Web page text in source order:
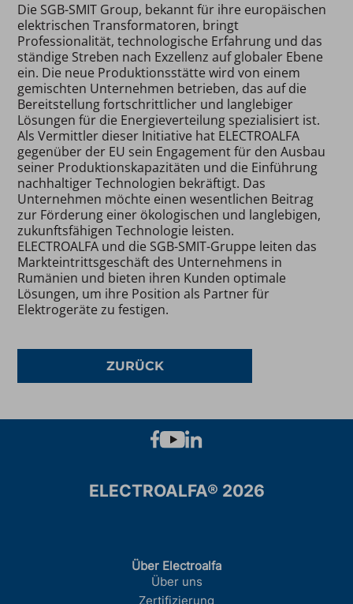
Die SGB-SMIT Group, bekannt für ihre europäischen
elektrischen Transformatoren, bringt
Professionalität, technologische Erfahrung und das
ständige Streben nach Exzellenz auf globaler Ebene
ein. Die neue Produktionsstätte wird von einem
gemischten Unternehmen betrieben, das auf die
Bereitstellung fortschrittlicher und langlebiger
Lösungen für die Energieverteilung spezialisiert ist.
Als Vermittler dieser Initiative hat ELECTROALFA
gegenüber der EU sein Engagement für den Ausbau
seiner Produktionskapazitäten und die Einführung
nachhaltiger Technologien bekräftigt. Das
Unternehmen möchte einen wesentlichen Beitrag
zur Förderung einer ökologischen und langlebigen,
zukunftsfähigen Technologie leisten.
ELECTROALFA und die SGB-SMIT-Gruppe leiten das
Markteintrittsgeschäft des Unternehmens in
Rumänien und bieten ihren Kunden optimale
Lösungen, um ihre Position als Partner für
Elektrogeräte zu festigen.
ZURÜCK
ELECTROALFA® 2026
Über Electroalfa
Über uns
Zertifizierung